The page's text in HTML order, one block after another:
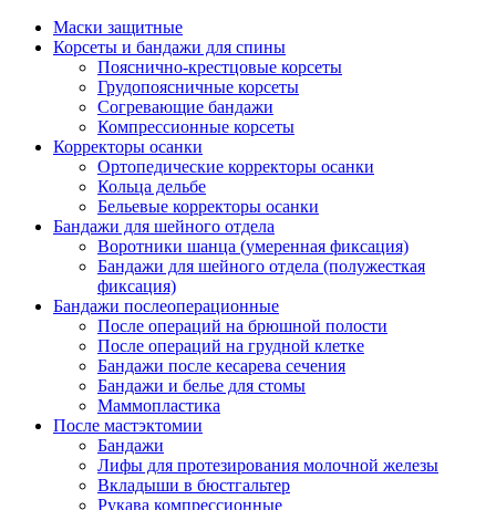
Маски защитные
Корсеты и бандажи для спины
Пояснично-крестцовые корсеты
Грудопоясничные корсеты
Согревающие бандажи
Компрессионные корсеты
Корректоры осанки
Ортопедические корректоры осанки
Кольца дельбе
Бельевые корректоры осанки
Бандажи для шейного отдела
Воротники шанца (умеренная фиксация)
Бандажи для шейного отдела (полужесткая
фиксация)
Бандажи послеоперационные
После операций на брюшной полости
После операций на грудной клетке
Бандажи после кесарева сечения
Бандажи и белье для стомы
Маммопластика
После мастэктомии
Бандажи
Лифы для протезирования молочной железы
Вкладыши в бюстгальтер
Рукава компрессионные